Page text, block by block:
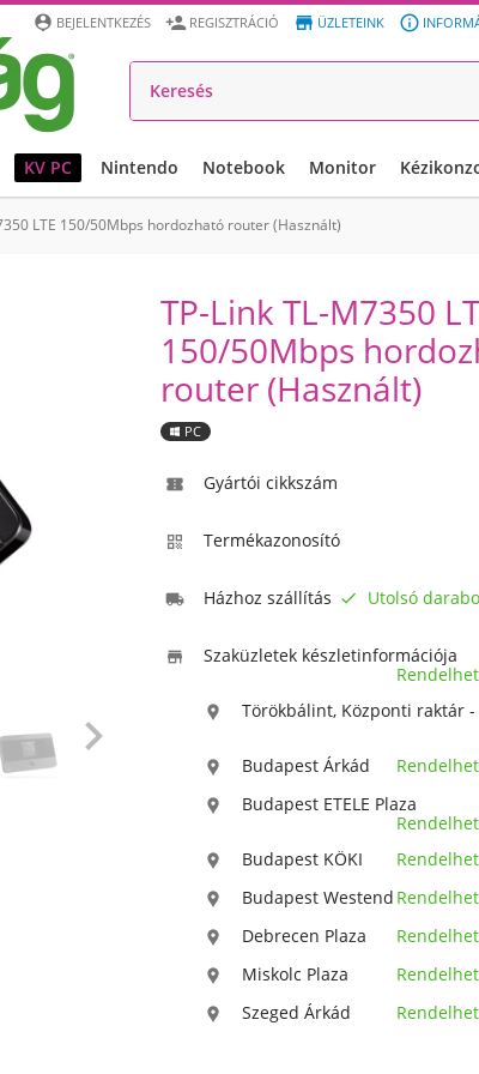

 ÜZLETEINK
 REGISZTRÁCIÓ
 BEJELENTKEZÉS
KV PC Nintendo Notebook Monitor
LTE 150/50Mbps hordozható router (Használt)

TP-Link TL-M7350
150/50Mbps
router (Használt)
PC
 Gyártói cikkszám
 Termékazonosító
 Házhoz szállítás Utolsó


Szaküzletek készletinformációja

Törökbálint, Központi raktár
 Budapest Árkád

Budapest ETELE Plaza
 Budapest KÖKI
 Budapest Westend
 Debrecen Plaza
 Miskolc Plaza
 Szeged Árkád